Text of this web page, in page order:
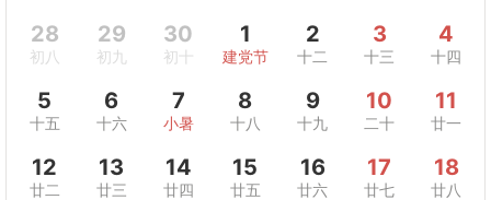
28
初八
29
初九
30
初十
1
建党节
2
十二
3
十三
4
十四
5
十五
6
十六
7
小暑
8
十八
9
十九
10
二十
11
廿一
12
廿二
13
廿三
14
廿四
15
廿五
16
廿六
17
廿七
18
廿八